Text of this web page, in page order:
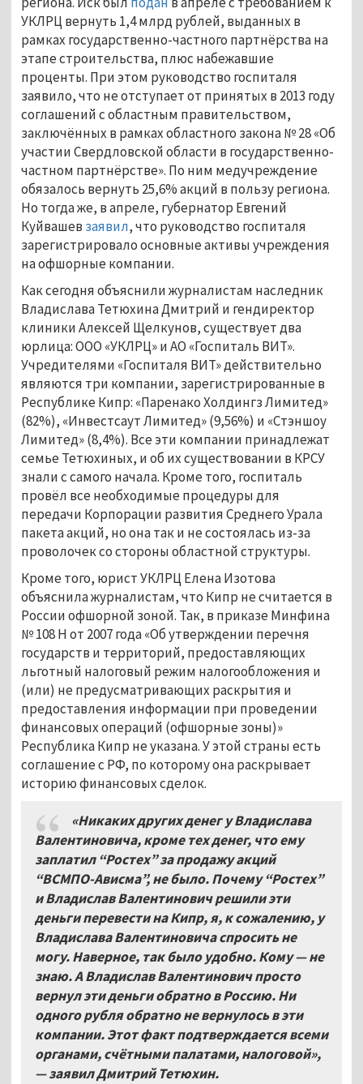
УКЛРЦ вернуть 1,4 млрд рублей, выданных в
рамках государственно-частного партнёрства на
этапе строительства, плюс набежавшие
проценты. При этом руководство госпиталя
заявило, что не отступает от принятых в 2013 году
соглашений с областным правительством,
заключённых в рамках областного закона № 28 «Об
участии Свердловской области в государственно-
частном партнёрстве». По ним медучреждение
обязалось вернуть 25,6% акций в пользу региона.
Но тогда же, в апреле, губернатор Евгений
Куйвашев заявил, что руководство госпиталя
зарегистрировало основные активы учреждения
на офшорные компании.
Как сегодня объяснили журналистам наследник
Владислава Тетюхина Дмитрий и гендиректор
клиники Алексей Щелкунов, существует два
юрлица: ООО «УКЛРЦ» и АО «Госпиталь ВИТ».
Учредителями «Госпиталя ВИТ» действительно
являются три компании, зарегистрированные в
Республике Кипр: «Паренако Холдингз Лимитед»
(82%), «Инвестсаут Лимитед» (9,56%) и «Стэншоу
Лимитед» (8,4%). Все эти компании принадлежат
семье Тетюхиных, и об их существовании в КРСУ
знали с самого начала. Кроме того, госпиталь
провёл все необходимые процедуры для
передачи Корпорации развития Среднего Урала
пакета акций, но она так и не состоялась из-за
проволочек со стороны областной структуры.
Кроме того, юрист УКЛРЦ Елена Изотова
объяснила журналистам, что Кипр не считается в
России офшорной зоной. Так, в приказе Минфина
№ 108 Н от 2007 года «Об утверждении перечня
государств и территорий, предоставляющих
льготный налоговый режим налогообложения и
(или) не предусматривающих раскрытия и
предоставления информации при проведении
финансовых операций (офшорные зоны)»
Республика Кипр не указана. У этой страны есть
соглашение с РФ, по которому она раскрывает
историю финансовых сделок.
«Никаких других денег у Владислава
Валентиновича, кроме тех денег, что ему
заплатил “Ростех” за продажу акций
“ВСМПО-Ависма”, не было. Почему “Ростех”
и Владислав Валентинович решили эти
деньги перевести на Кипр, я, к сожалению, у
Владислава Валентиновича спросить не
могу. Наверное, так было удобно. Кому — не
знаю. А Владислав Валентинович просто
вернул эти деньги обратно в Россию. Ни
одного рубля обратно не вернулось в эти
компании. Этот факт подтверждается всеми
органами, счётными палатами, налоговой»,
— заявил Дмитрий Тетюхин.